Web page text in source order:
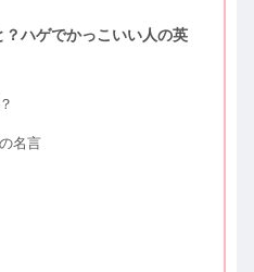
ハゲでかっこいい人の英
名言